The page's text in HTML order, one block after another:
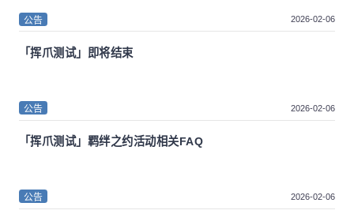
公告 2026-02-06
「挥爪测试」即将结束
公告 2026-02-06
「挥爪测试」羁绊之约活动相关FAQ
公告 2026-02-06